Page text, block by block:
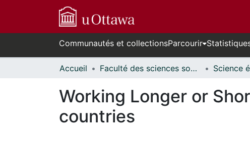
Communautés et collectionsParcourir
Accueil Faculté des sciences sociales // Faculty of Social Sciences
Working Longer or
countries